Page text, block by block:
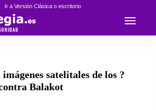
Ir a Versión Clásica o escritorio
Toggle
satelitales de los ?
Balakot